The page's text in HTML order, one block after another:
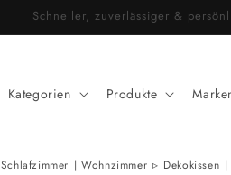
Schneller, zuverlässiger &
Kategorien Produkte
Schlafzimmer | Wohnzimmer Dekokissen |